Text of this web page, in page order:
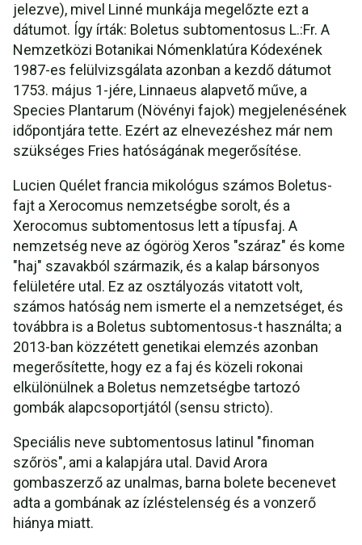
jelezve), mivel Linné munkája megelőzte ezt a
dátumot. Így írták: Boletus subtomentosus L.:Fr. A
Nemzetközi Botanikai Nómenklatúra Kódexének
1987-es felülvizsgálata azonban a kezdő dátumot
1753. május 1-jére, Linnaeus alapvető műve, a
Species Plantarum (Növényi fajok) megjelenésének
időpontjára tette. Ezért az elnevezéshez már nem
szükséges Fries hatóságának megerősítése.
Lucien Quélet francia mikológus számos Boletus-
fajt a Xerocomus nemzetségbe sorolt, és a
Xerocomus subtomentosus lett a típusfaj. A
nemzetség neve az ógörög Xeros "száraz" és kome
"haj" szavakból származik, és a kalap bársonyos
felületére utal. Ez az osztályozás vitatott volt,
számos hatóság nem ismerte el a nemzetséget, és
továbbra is a Boletus subtomentosus-t használta; a
2013-ban közzétett genetikai elemzés azonban
megerősítette, hogy ez a faj és közeli rokonai
elkülönülnek a Boletus nemzetségbe tartozó
gombák alapcsoportjától (sensu stricto).
Speciális neve subtomentosus latinul "finoman
szőrös", ami a kalapjára utal. David Arora
gombaszerző az unalmas, barna bolete becenevet
adta a gombának az ízléstelenség és a vonzerő
hiánya miatt.